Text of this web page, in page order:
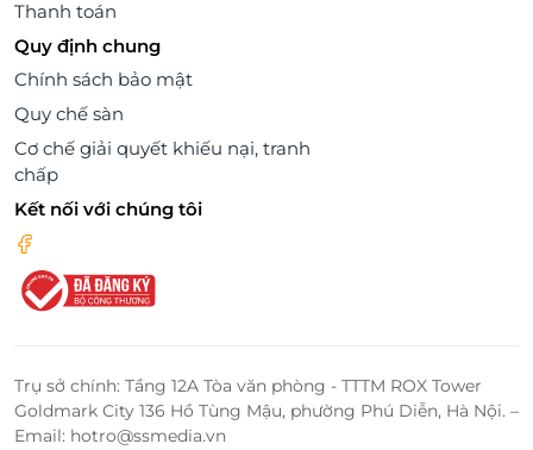
Thanh toán
Quy định chung
Chính sách bảo mật
Quy chế sàn
Cơ chế giải quyết khiếu nại, tranh
chấp
Kết nối với chúng tôi
Trụ sở chính: Tầng 12A Tòa văn phòng - TTTM ROX Tower
Goldmark City 136 Hồ Tùng Mậu, phường Phú Diễn, Hà Nội. –
Email: hotro@ssmedia.vn